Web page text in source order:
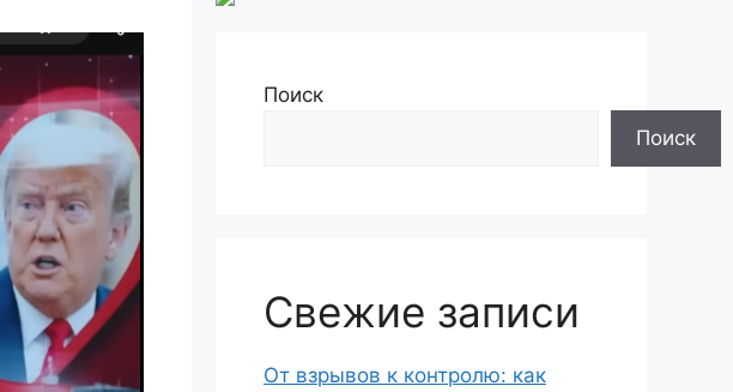
Поиск
Поиск
Свежие записи
От взрывов к контролю: как